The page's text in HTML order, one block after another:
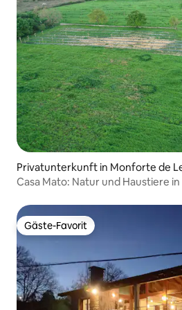
Privatunterkunft in Monforte de
Casa Mato: Natur und Haustiere
Gäste-Favorit
Gäste-Favorit